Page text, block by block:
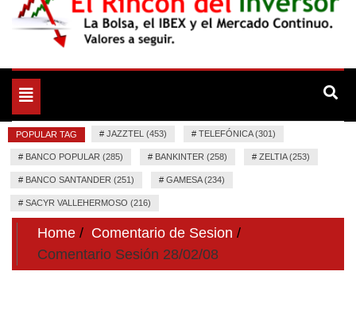
El Rincón del Inversor
Toggle
navigation
POPULAR TAG # JAZZTEL (453) # TELEFÓNICA (301)
# BANCO POPULAR (285) # BANKINTER (258) # ZELTIA (253)
# BANCO SANTANDER (251) # GAMESA (234)
# SACYR VALLEHERMOSO (216)
Home
Comentario de Sesion
Comentario Sesión 28/02/08